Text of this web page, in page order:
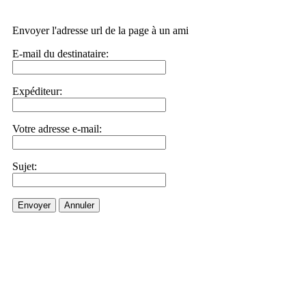
Envoyer l'adresse url de la page à un ami
E-mail du destinataire:
Expéditeur:
Votre adresse e-mail:
Sujet:
Envoyer Annuler